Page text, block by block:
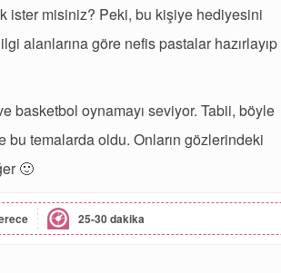
ister misiniz? Peki, bu kişiye hediyesini
alanlarına göre nefis pastalar hazırlayıp
basketbol oynamayı seviyor. Tabii, böyle
temalarda oldu. Onların gözlerindeki
🙂
25-30 dakika